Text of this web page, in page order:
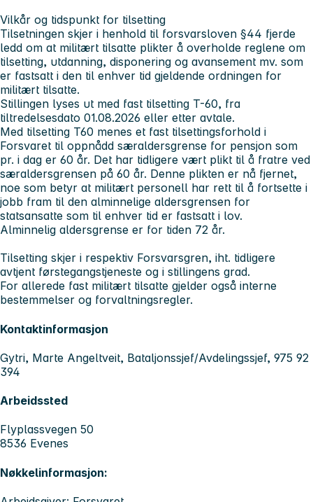
Vilkår og tidspunkt for tilsetting
Tilsetningen skjer i henhold til forsvarsloven §44 fjerde
ledd om at militært tilsatte plikter å overholde reglene om
tilsetting, utdanning, disponering og avansement mv. som
er fastsatt i den til enhver tid gjeldende ordningen for
militært tilsatte.
Stillingen lyses ut med fast tilsetting T-60, fra
tiltredelsesdato 01.08.2026 eller etter avtale.
Med tilsetting T60 menes et fast tilsettingsforhold i
Forsvaret til oppnådd særaldersgrense for pensjon som
pr. i dag er 60 år. Det har tidligere vært plikt til å fratre ved
særaldersgrensen på 60 år. Denne plikten er nå fjernet,
noe som betyr at militært personell har rett til å fortsette i
jobb fram til den alminnelige aldersgrensen for
statsansatte som til enhver tid er fastsatt i lov.
Alminnelig aldersgrense er for tiden 72 år.
Tilsetting skjer i respektiv Forsvarsgren, iht. tidligere
avtjent førstegangstjeneste og i stillingens grad.
For allerede fast militært tilsatte gjelder også interne
bestemmelser og forvaltningsregler.
Kontaktinformasjon
Gytri, Marte Angeltveit, Bataljonssjef/Avdelingssjef, 975 92
394
Arbeidssted
Flyplassvegen 50
8536 Evenes
Nøkkelinformasjon: